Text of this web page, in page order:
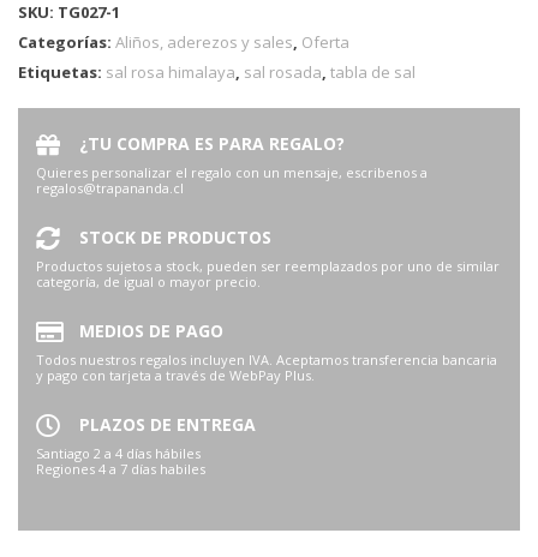
SKU: TG027-1
Categorías: Aliños, aderezos y sales, Oferta
Etiquetas: sal rosa himalaya, sal rosada, tabla de sal
¿TU COMPRA ES PARA REGALO?
Quieres personalizar el regalo con un mensaje, escribenos a
regalos@trapananda.cl
STOCK DE PRODUCTOS
Productos sujetos a stock, pueden ser reemplazados por uno de similar
categoría, de igual o mayor precio.
MEDIOS DE PAGO
Todos nuestros regalos incluyen IVA. Aceptamos transferencia bancaria
y pago con tarjeta a través de WebPay Plus.
PLAZOS DE ENTREGA
Santiago 2 a 4 días hábiles
Regiones 4 a 7 días habiles